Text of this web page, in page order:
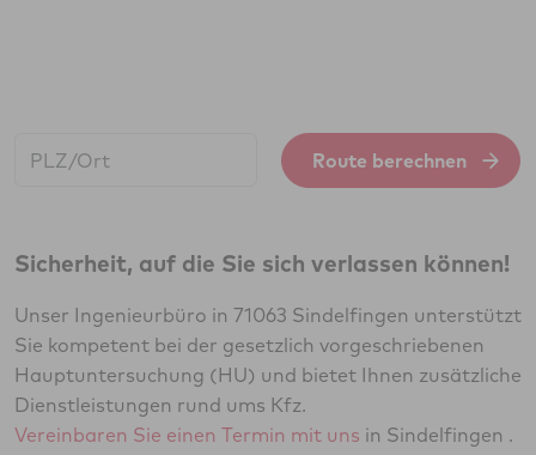
Route berechnen
Sicherheit, auf die Sie sich verlassen können!
Unser Ingenieurbüro in 71063 Sindelfingen unterstützt
Sie kompetent bei der gesetzlich vorgeschriebenen
Hauptuntersuchung (HU) und bietet Ihnen zusätzliche
Dienstleistungen rund ums Kfz.
Vereinbaren Sie einen Termin mit uns in Sindelfingen .